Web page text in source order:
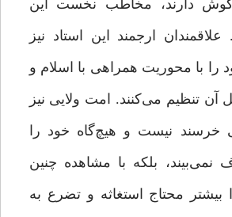
گوش دارند، مخاطب نخست این
علاقمندان ارجمند این استاد نیز
با محوریت همراهی با اسلام و
آن تنظیم می‌کنند. امت ولایی نیز
خرسند نیست و هیچ‌گاه خود را
نمی‌بیند، بلکه با مشاهده چنین
بیشتر محتاج استغاثه و تضرع به